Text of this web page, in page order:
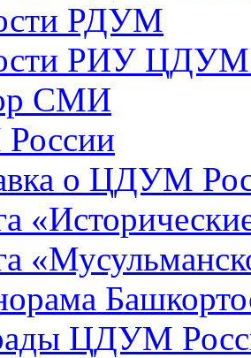
РДУМ
РИУ ЦДУМ
СМИ
о ЦДУМ
ЦДУМ